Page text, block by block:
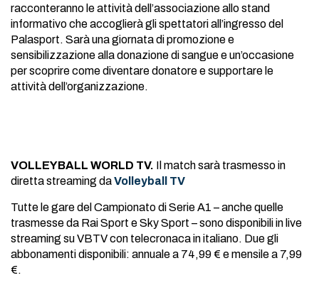
racconteranno le attività dell’associazione allo stand
informativo che accoglierà gli spettatori all’ingresso del
Palasport. Sarà una giornata di promozione e
sensibilizzazione alla donazione di sangue e un’occasione
per scoprire come diventare donatore e supportare le
attività dell’organizzazione.
VOLLEYBALL WORLD TV. Il match sarà trasmesso in
diretta streaming daVolleyball TV
Tutte le gare del Campionato di Serie A1 – anche quelle
trasmesse da Rai Sport e Sky Sport – sono disponibili in live
streaming su VBTV con telecronaca in italiano. Due gli
abbonamenti disponibili: annuale a 74,99 € e mensile a 7,99
€.